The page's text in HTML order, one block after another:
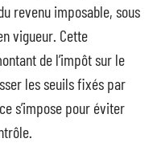
revenu imposable, sous
vigueur. Cette
de l’impôt sur le
les seuils fixés par
s’impose pour éviter